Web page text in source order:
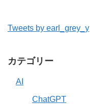
Tweets by earl_grey_y
カテゴリー
AI
ChatGPT